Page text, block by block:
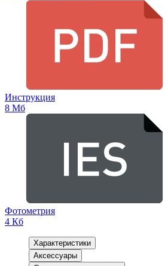
Инструкция
8 Мб
Фотометрия
4 Кб
Характеристики
Аксессуары